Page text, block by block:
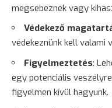
megsebeznek vagy
Védekező
védekeznünk kell valami
Figyelmeztetés:
egy potenciális
figyelmen kívül hagyunk.